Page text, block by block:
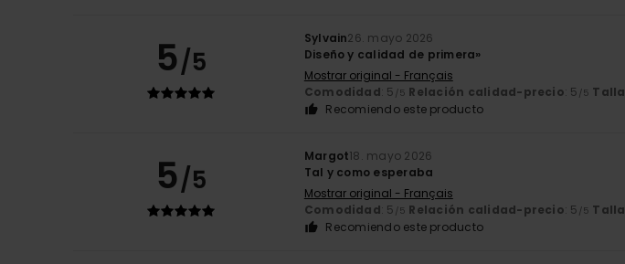
5/5
Sylvain26. mayo 2026
Diseño y calidad de primera»
Mostrar original - Français
Comodidad: 5 /5 Relación calidad-precio: 5 /5 Talla
Recomiendo este producto
5/5
Margot18. mayo 2026
Tal y como esperaba
Mostrar original - Français
Comodidad: 5 /5 Relación calidad-precio: 5 /5 Talla
Recomiendo este producto